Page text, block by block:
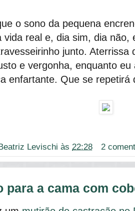
o sono da pequena
vida real e, dia sim, dia não,
junto.
e vergonha, enquanto
enfartante. Que se repetirá
Levischi às 22:28 2
para a cama com